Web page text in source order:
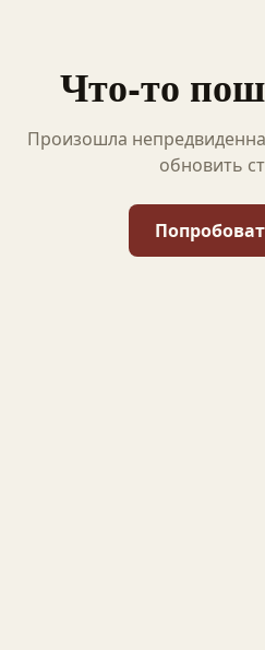
Что-то
Произошла
обновить